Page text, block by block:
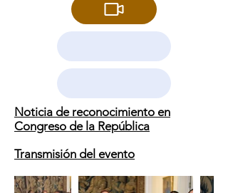
Noticia de reconocimiento en
Congreso de la República
Transmisión del evento